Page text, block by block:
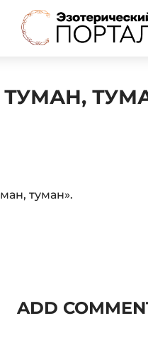
ТУМАН,
туман».
ADD